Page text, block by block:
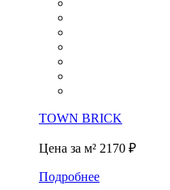
TOWN BRICK
Цена за м² 2170 ₽
Подробнее